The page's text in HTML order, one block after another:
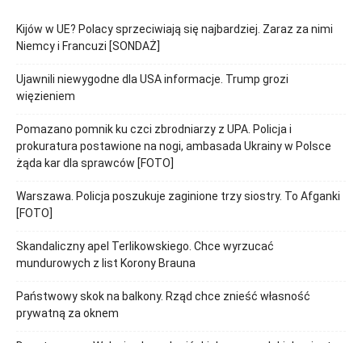
Kijów w UE? Polacy sprzeciwiają się najbardziej. Zaraz za nimi
Niemcy i Francuzi [SONDAŻ]
Ujawnili niewygodne dla USA informacje. Trump grozi
więzieniem
Pomazano pomnik ku czci zbrodniarzy z UPA. Policja i
prokuratura postawione na nogi, ambasada Ukrainy w Polsce
żąda kar dla sprawców [FOTO]
Warszawa. Policja poszukuje zaginione trzy siostry. To Afganki
[FOTO]
Skandaliczny apel Terlikowskiego. Chce wyrzucać
mundurowych z list Korony Brauna
Państwowy skok na balkony. Rząd chce znieść własność
prywatną za oknem